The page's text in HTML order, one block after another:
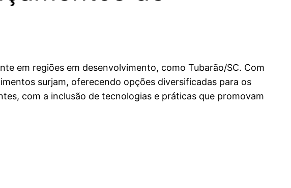
em regiões em desenvolvimento, como Tubarão/SC. Com
surjam, oferecendo opções diversificadas para os
com a inclusão de tecnologias e práticas que promovam